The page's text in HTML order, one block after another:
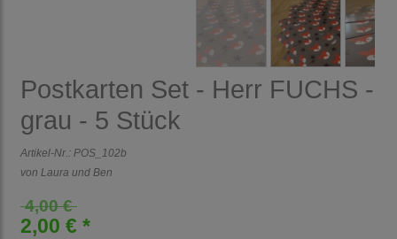
Postkarten Set - Herr FUCHS -
grau - 5 Stück
Artikel-Nr.: POS_102b
von Laura und Ben
4,00 €
2,00 € *